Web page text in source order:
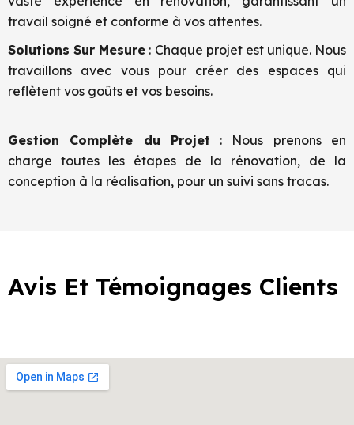
travail soigné et conforme à vos attentes.
Solutions Sur Mesure : Chaque projet est unique. Nous
travaillons avec vous pour créer des espaces qui
reflètent vos goûts et vos besoins.
Gestion Complète du Projet : Nous prenons en
charge toutes les étapes de la rénovation, de la
conception à la réalisation, pour un suivi sans tracas.
Avis Et Témoignages Clients